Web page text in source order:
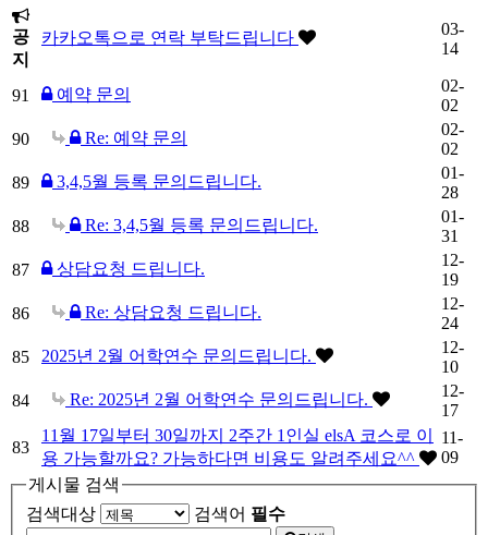
공
지
카카오톡으로 연락 부탁드립니다
03-
14
91 예약 문의
02-
02
90
Re: 예약 문의
02-
02
89
3,4,5월 등록 문의드립니다.
01-
28
88
Re: 3,4,5월 등록 문의드립니다.
01-
31
87
상담요청 드립니다.
12-
19
86
Re: 상담요청 드립니다.
12-
24
85
2025년 2월 어학연수 문의드립니다.
12-
10
84
Re: 2025년 2월 어학연수 문의드립니다.
12-
17
83
11월 17일부터 30일까지 2주간 1인실 elsA 코스로 이
용 가능할까요? 가능하다면 비용도 알려주세요^^
11-
09
게시물 검색
검색대상
검색어 필수